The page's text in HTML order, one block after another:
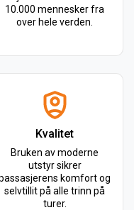
10.000 mennesker fra
over hele verden.
Kvalitet
Bruken av moderne
utstyr sikrer
komfort og
selvtillit på alle trinn på
turer.